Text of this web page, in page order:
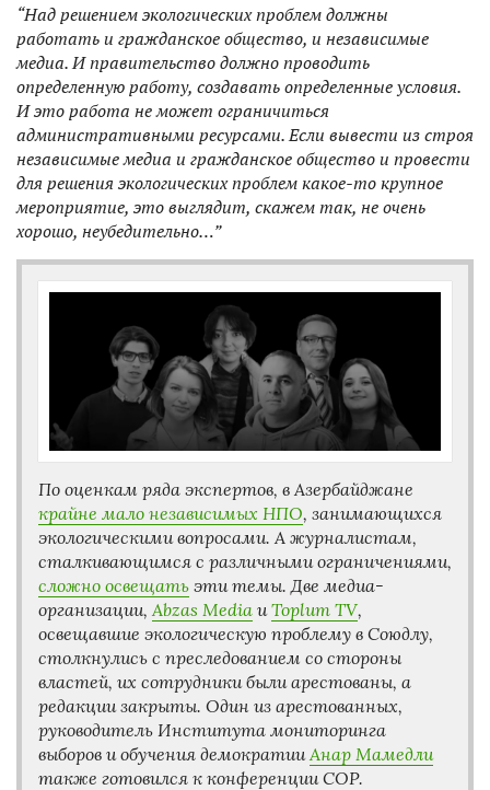
“Над решением экологических проблем должны
работать и гражданское общество, и независимые
медиа. И правительство должно проводить
определенную работу, создавать определенные условия.
И это работа не может ограничиться
административными ресурсами. Если вывести из строя
независимые медиа и гражданское общество и провести
для решения экологических проблем какое-то крупное
мероприятие, это выглядит, скажем так, не очень
хорошо, неубедительно…”
По оценкам ряда экспертов, в Азербайджане
крайне мало независимых НПО, занимающихся
экологическими вопросами. А журналистам,
сталкивающимся с различными ограничениями,
сложно освещать эти темы. Две медиа-
организации, Abzas Media иToplum TV,
освещавшие экологическую проблему в Союдлу,
столкнулись с преследованием со стороны
властей, их сотрудники были арестованы, а
редакции закрыты. Один из арестованных,
руководитель Института мониторинга
выборов и обучения демократии Анар Мамедли
также готовился к конференции COP.